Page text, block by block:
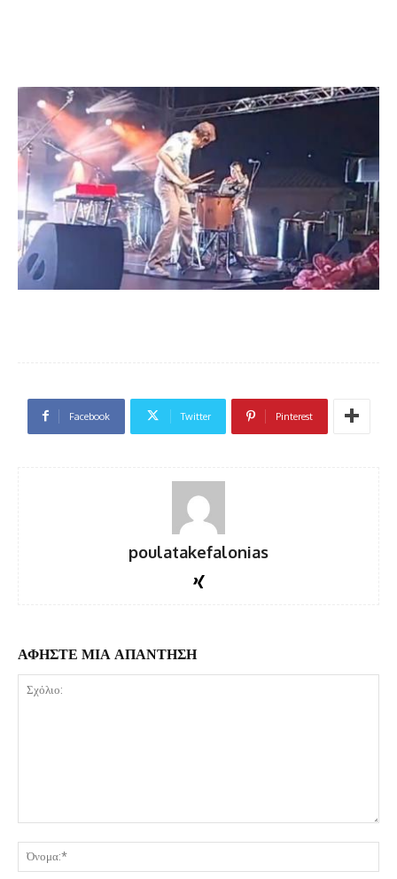
Facebook Twitter Pinterest
poulatakefalonias
ΑΦΗΣΤΕ ΜΙΑ ΑΠΑΝΤΗΣΗ